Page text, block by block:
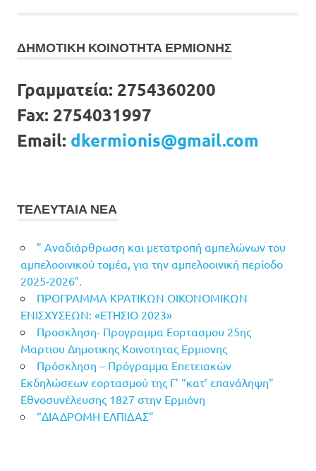
ΔΗΜΟΤΙΚΗ ΚΟΙΝΟΤΗΤΑ ΕΡΜΙΟΝΗΣ
Γραμματεία: 2754360200
Fax: 2754031997
Email: dkermionis@gmail.com
ΤΕΛΕΥΤΑΙΑ ΝΕΑ
” Αναδιάρθρωση και μετατροπή αμπελώνων του
αμπελοοινικού τομέα, για την αμπελοοινική περίοδο
2025-2026″.
ΠΡΟΓΡΑΜΜΑ ΚΡΑΤΙΚΩΝ ΟΙΚΟΝΟΜΙΚΩΝ
ΕΝΙΣΧΥΣΕΩΝ: «ΕΤΗΣΙΟ 2023»
Προσκληση- Προγραμμα Εορτασμου 25ης
Μαρτιου Δημοτικης Κοινοτητας Ερμιονης
Πρόσκληση – Πρόγραμμα Επετειακών
Εκδηλώσεων εορτασμού της Γ’ “κατ’ επανάληψη”
Εθνοσυνέλευσης 1827 στην Ερμιόνη
“ΔΙΑΔΡΟΜΗ ΕΛΠΙΔΑΣ”